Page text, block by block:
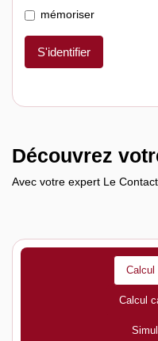
mémoriser
S'identifier
Découvrez
Avec votre expert Le
Calcul
Calcul